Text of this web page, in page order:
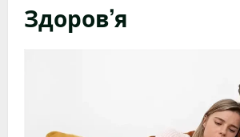
Здоров’я